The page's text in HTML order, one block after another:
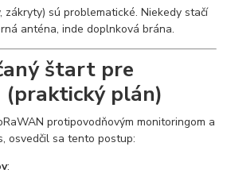
zákryty) sú problematické. Niekedy stačí
anténa, inde doplnková brána.
štart pre
(praktický plán)
protipovodňovým monitoringom a
osvedčil sa tento postup:
: